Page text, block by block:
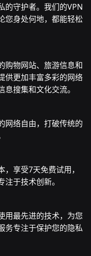
的守护者。我们的VPN
您身处何地，都能轻松
购物网站、旅游信息和
供更加丰富多彩的网络
搜集和文化交流。
网络自由，打破传统的
享受7天免费试用，
于技术创新。
用最先进的技术，为您
务专注于保护您的隐私